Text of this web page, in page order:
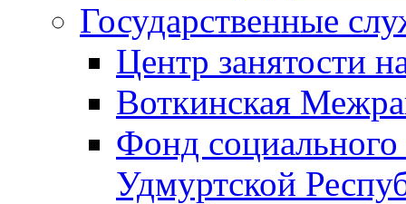
Государственные
Центр занятости
Воткинская
Фонд
Удмуртской